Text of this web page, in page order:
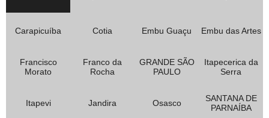
Carapicuíba Cotia Embu Guaçu Embu das Artes
Francisco
Morato
Franco da
Rocha
GRANDE SÃO
PAULO
Itapecerica da
Serra
Itapevi Jandira Osasco
SANTANA DE
PARNAÍBA